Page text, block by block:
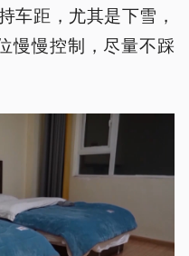
车距，尤其是下雪，
慢慢控制，尽量不踩